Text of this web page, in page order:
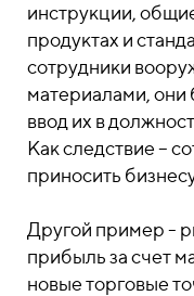
инструкции,
продуктах и
сотрудники
материалами, они
ввод их в
Как следствие –
приносить
Другой пример -
прибыль за счет
новые торговые